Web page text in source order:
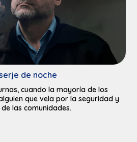
de noche
cuando la mayoría de los
que vela por la seguridad y
las comunidades.